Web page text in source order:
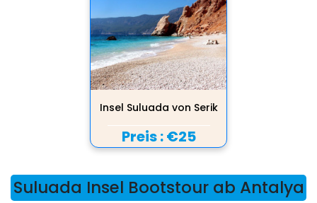
Insel Suluada von Serik
Preis :€25
Suluada Insel Bootstour ab Antalya